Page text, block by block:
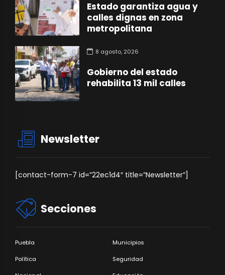
Estado garantiza agua y
calles dignas en zona
metropolitana
8 agosto, 2026
Gobierno del estado
rehabilita 13 mil calles
Newsletter
[contact-form-7 id=”22ec1d4″ title=”Newsletter”]
Secciones
Puebla Municipios
Política Seguridad